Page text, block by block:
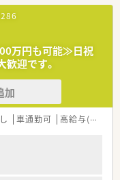
欠員補充に伴う管理薬剤
して店舗を牽引してくだ
、やる気があり今後薬
方を歓迎します。
で新しいアイデアを出し
が理想的です。
安定企業であり、創業
おり、調剤薬局経営の
営が強みです。
栽培作物のOTC化を行う
万円も可能≫日祝
迎です。
加
車通勤可 高給与(600万円以上)